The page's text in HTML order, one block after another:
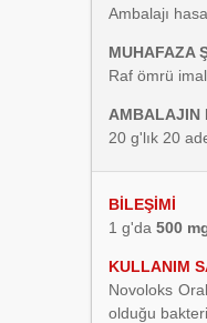
Ambalajı
MUHAFAZA
Raf ömrü imal
AMBALAJIN
20 g'lık 20
BİLEŞİMİ
1 g'da 500
KULLANIM
Novoloks
olduğu